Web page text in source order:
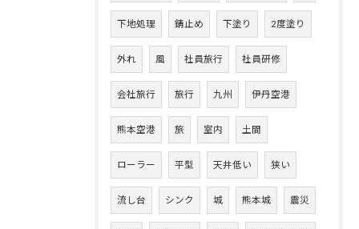
下地処理 錆止め 下塗り 2度塗り
外れ 風 社員旅行 社員研修
会社旅行 旅行 九州 伊丹空港
熊本空港 旅 室内 土間
ローラー 平型 天井低い 狭い
流し台 シンク 城 熊本城 震災